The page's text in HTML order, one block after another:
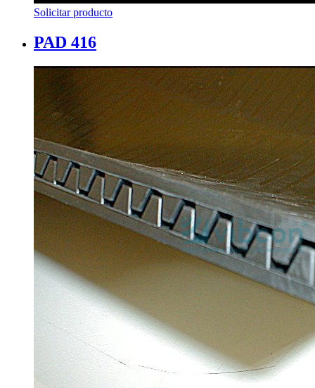
Solicitar producto
PAD 416